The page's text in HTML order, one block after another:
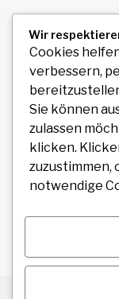
Wir
Cookies
verbessern,
Sie können
zulassen
klicken.
zuzustimmen,
notwendige